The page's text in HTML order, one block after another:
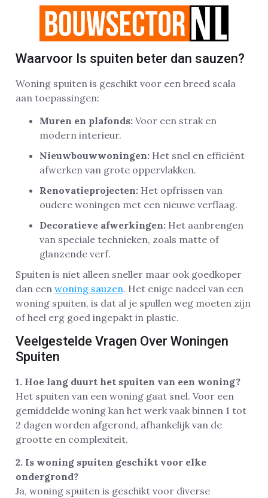
Waarvoor Is spuiten beter dan sauzen?
Woning spuiten is geschikt voor een breed scala
aan toepassingen:
Muren en plafonds: Voor een strak en
modern interieur.
Nieuwbouwwoningen: Het snel en efficiënt
afwerken van grote oppervlakken.
Renovatieprojecten: Het opfrissen van
oudere woningen met een nieuwe verflaag.
Decoratieve afwerkingen: Het aanbrengen
van speciale technieken, zoals matte of
glanzende verf.
Spuiten is niet alleen sneller maar ook goedkoper
dan een woning sauzen. Het enige nadeel van een
woning spuiten, is dat al je spullen weg moeten zijn
of heel erg goed ingepakt in plastic.
Veelgestelde Vragen Over Woningen
Spuiten
1. Hoe lang duurt het spuiten van een woning?
Het spuiten van een woning gaat snel. Voor een
gemiddelde woning kan het werk vaak binnen 1 tot
2 dagen worden afgerond, afhankelijk van de
grootte en complexiteit.
2. Is woning spuiten geschikt voor elke
ondergrond?
Ja, woning spuiten is geschikt voor diverse